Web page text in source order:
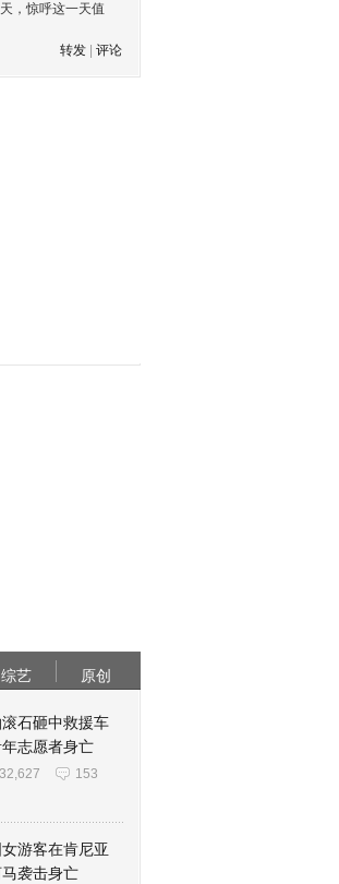
，惊呼这一天值
转发
评论
综艺 原创
石砸中救援车
志愿者身亡
153
游客在肯尼亚
袭击身亡